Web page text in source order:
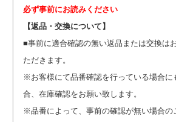
必ず事前にお読みください
【返品・交換について】
■事前に適合確認の無い返品または交換は
ただきます。
※お客様にて品番確認を行っている場合に
合、在庫確認をお願い致します。
※品番によって、事前の確認が無い場合の